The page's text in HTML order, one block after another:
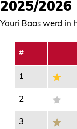
2025/2026
Youri Baas werd in
#
1
2
3